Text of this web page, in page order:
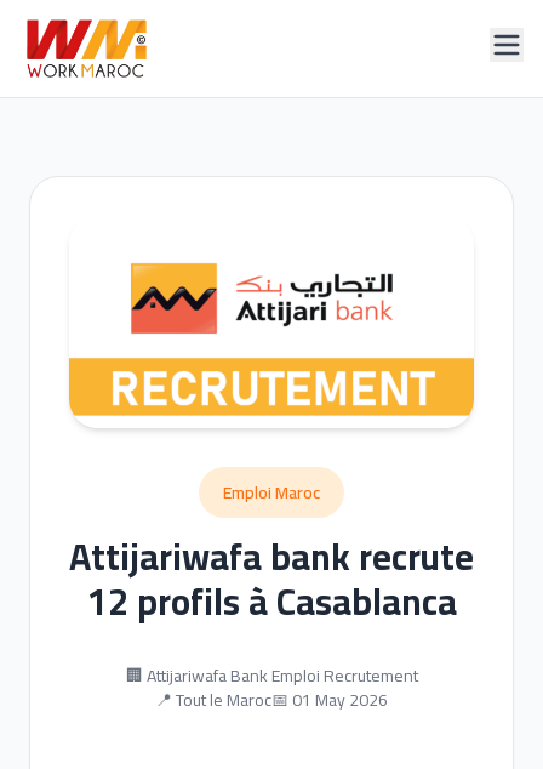
Emploi Maroc
Attijariwafa bank recrute
12 profils à Casablanca
🏢 Attijariwafa Bank Emploi Recrutement
📍 Tout le Maroc📅 01 May 2026